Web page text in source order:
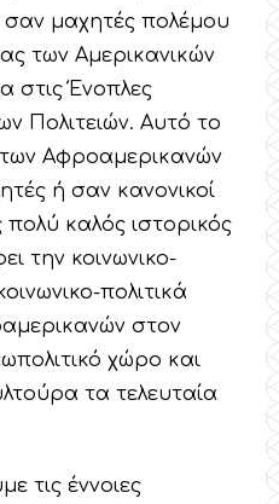
μαχητές πολέμου
των Αμερικανικών
στις Ένοπλες
Πολιτειών. Αυτό το
των Αφροαμερικανών
ή σαν κανονικοί
πολύ καλός ιστορικός
την κοινωνικο-
πολιτικά
στον
χώρο και
τα τελευταία
τις έννοιες